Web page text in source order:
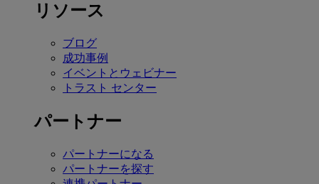
リソース
ブログ
成功事例
イベントとウェビナー
トラスト センター
パートナー
パートナーになる
パートナーを探す